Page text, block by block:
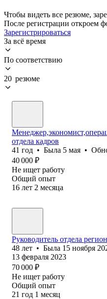
Чтобы видеть все резюме,
После регистрации откроем
Зарегистрироваться
За всё время
По соответствию
20 резюме
отдела кадров
41 год • Была 5 мая •
40 000 ₽
Не ищет работу
Общий опыт
16 лет 2 месяца
Руководитель отдела
48 лет • Была 15 ноября
13 февраля 2023
70 000 ₽
Не ищет работу
Общий опыт
21 год 1 месяц